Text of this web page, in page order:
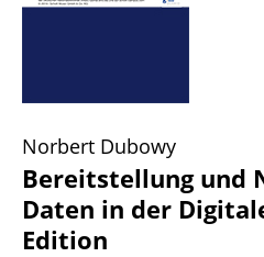
Norbert Dubowy
Bereitstellung und
Daten in der
Edition